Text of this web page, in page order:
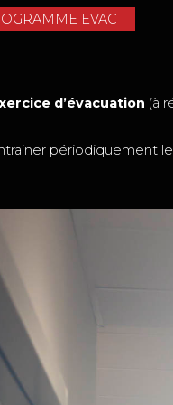
EVAC
d’évacuation (à
périodiquement le